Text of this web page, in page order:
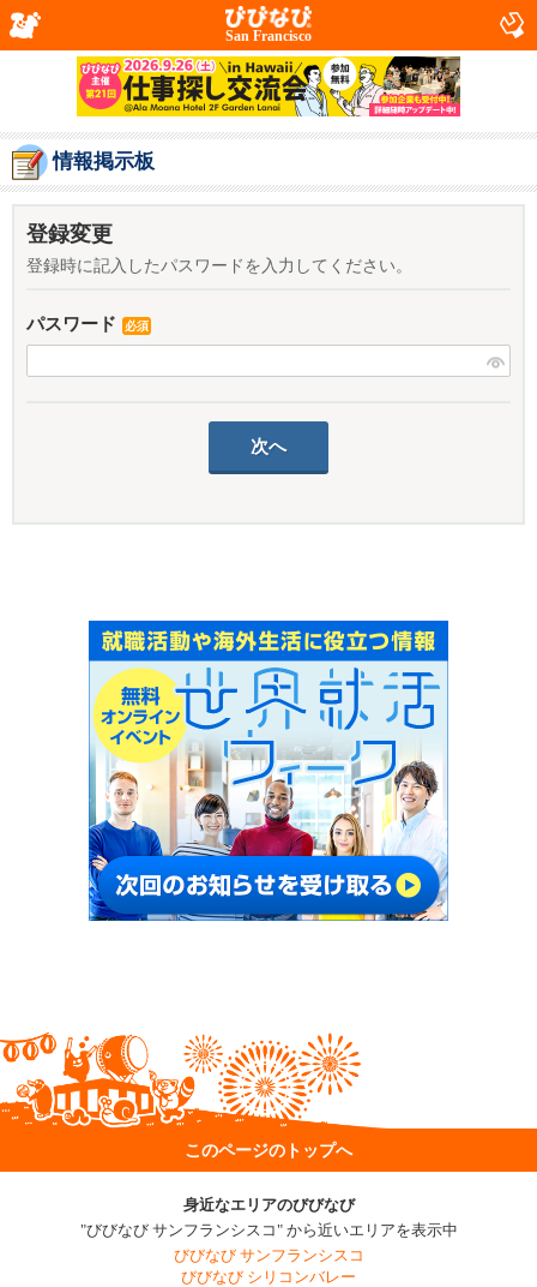
San Francisco
情報掲示板
登録変更
登録時に記入したパスワードを入力してください。
パスワード 必須
このページのトップへ
身近なエリアのびびなび
"びびなび サンフランシスコ" から近いエリアを表示中
びびなび サンフランシスコ
びびなび シリコンバレー